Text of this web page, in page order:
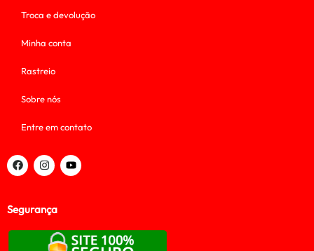
Troca e devolução
Minha conta
Rastreio
Sobre nós
Entre em contato
Segurança